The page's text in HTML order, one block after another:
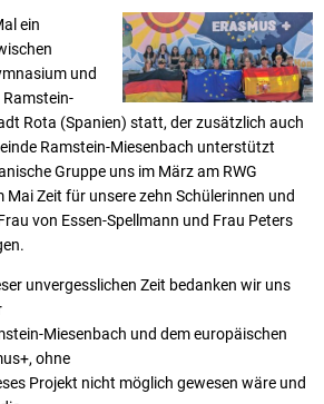
ein
und
Ramstein-
Rota (Spanien) statt, der zusätzlich auch
Ramstein-Miesenbach unterstützt
Gruppe uns im März am RWG
Mai Zeit für unsere zehn Schülerinnen und
von Essen-Spellmann und Frau Peters
unvergesslichen Zeit bedanken wir uns
Miesenbach und dem europäischen
ohne
Projekt nicht möglich gewesen wäre und